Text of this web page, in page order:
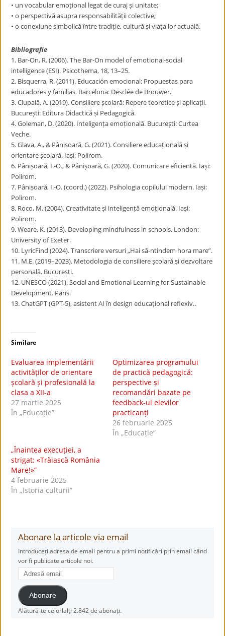
• un vocabular emoțional legat de curaj și unitate;
• o perspectivă asupra responsabilității colective;
• o conexiune simbolică între tradiție, cultură și viața lor actuală.
Bibliografie
1. Bar-On, R. (2006). The Bar-On model of emotional-social
intelligence (ESI). Psicothema, 18, 13–25.
2. Bisquerra, R. (2011). Educación emocional: Propuestas para
educadores y familias. Barcelona: Desclée de Brouwer.
3. Ciupală, A. (2019). Consiliere școlară: Repere teoretice și aplicații.
București: Editura Didactică și Pedagogică.
4. Goleman, D. (2020). Inteligența emoțională. București: Curtea
Veche.
5. Glava, A., & Pânișoară, G. (2021). Consiliere educațională și
orientare școlară. Iași: Polirom.
6. Pânișoară, I.-O., & Pânișoară, G. (2020). Comunicare eficientă. Iași:
Polirom.
7. Pânișoară, I.-O. (coord.) (2022). Psihologia copilului modern. Iași:
Polirom.
8. Roco, M. (2004). Creativitate și inteligență emoțională. Iași:
Polirom.
9. Weare, K. (2013). Developing mindfulness in schools. London:
University of Exeter.
10. LyricFind (2024). Transcriere versuri „Hai să-ntindem hora mare”.
11. M.E. (2019–2023). Metodologia de consiliere școlară și dezvoltare
personală. București.
12. UNESCO (2021). Social and Emotional Learning for Sustainable
Development. Paris.
13. ChatGPT (GPT-5), asistent AI în design educațional reflexiv..
Similare
Evaluarea implementării
activităților de orientare
școlară și profesională la
clasa a XII-a
27 martie 2025
În „Educație”
Optimizarea programului
de practică pedagogică:
perspective și
recomandări bazate pe
feedback-ul elevilor
practicanți
26 februarie 2025
În „Educație”
„Înaintea execuției, a
strigat: «Trăiască România
Mare!»”
4 februarie 2025
În „Istoria culturii”
Abonare la articole via email
Introduceți adresa de email pentru a primi notificări prin email când
vor fi publicate articole noi.
Adresă
email
Abonare
Alătură-te celorlalți 2.842 de abonați.